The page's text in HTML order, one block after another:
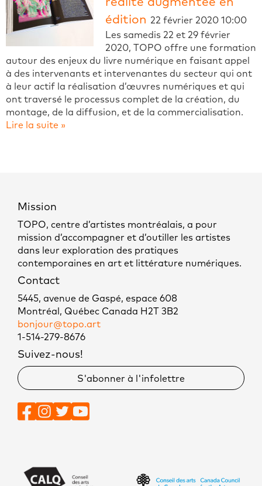
édition 22 février 2020 10:00
Les samedis 22 et 29 février
2020, TOPO offre une formation
autour des enjeux du livre numérique en faisant appel
à des intervenants et intervenantes du secteur qui ont
à leur actif la réalisation d’œuvres numériques et qui
ont traversé le processus complet de la création, du
montage, de la diffusion, et de la commercialisation.
Lire la suite »
Mission
TOPO, centre d’artistes montréalais, a pour
mission d’accompagner et d’outiller les artistes
dans leur exploration des pratiques
contemporaines en art et littérature numériques.
Contact
5445, avenue de Gaspé, espace 608
Montréal, Québec Canada H2T 3B2
bonjour@topo.art
1-514-279-8676
Suivez-nous!
S'abonner à l'infolettre